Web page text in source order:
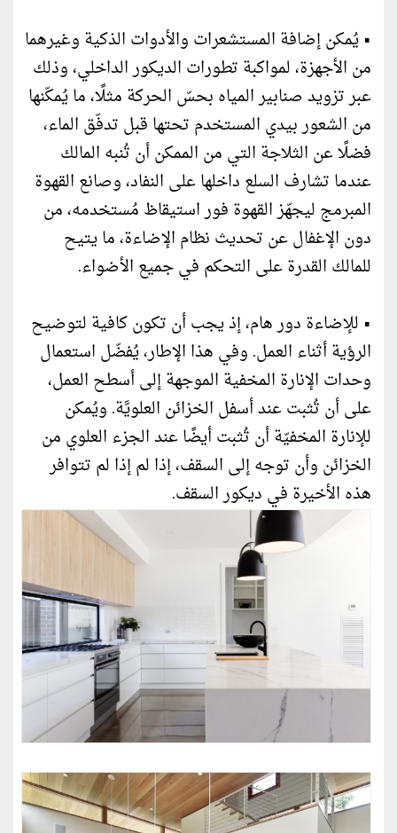
• يُمكن إضافة المستشعرات والأدوات الذكية وغيرهما
من الأجهزة، لمواكبة تطورات الديكور الداخلي، وذلك
عبر تزويد صنابير المياه بحسّ الحركة مثلًا، ما يُمكّنها
من الشعور بيدي المستخدم تحتها قبل تدفّق الماء،
فضلًا عن الثلاجة التي من الممكن أن تُنبه المالك
عندما تشارف السلع داخلها على النفاد، وصانع القهوة
المبرمج ليجهّز القهوة فور استيقاظ مُستخدمه، من
دون الإغفال عن تحديث نظام الإضاءة، ما يتيح
للمالك القدرة على التحكم في جميع الأضواء.
• للإضاءة دور هام، إذ يجب أن تكون كافية لتوضيح
الرؤية أثناء العمل. وفي هذا الإطار، يُفضّل استعمال
وحدات الإنارة المخفية الموجهة إلى أسطح العمل،
على أن تُثبت عند أسفل الخزائن العلويَّة. ويُمكن
للإنارة المخفيّة أن تُثبت أيضًا عند الجزء العلوي من
الخزائن وأن توجه إلى السقف، إذا لم إذا لم تتوافر
هذه الأخيرة في ديكور السقف.